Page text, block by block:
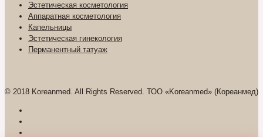
Эстетическая косметология
Аппаратная косметология
Капельницы
Эстетическая гинекология
Перманентный татуаж
© 2018 Koreanmed. All Rights Reserved. ТОО «Koreanmed» (Кореанмед)